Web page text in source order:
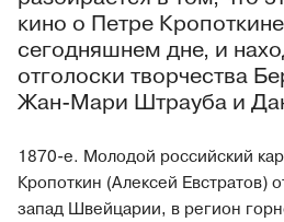
кино о Петре
сегодняшнем дне, и
отголоски творчества
Жан-Мари Штрауба и
1870-е. Молодой российский
Кропоткин (Алексей Евстратов)
запад Швейцарии, в регион